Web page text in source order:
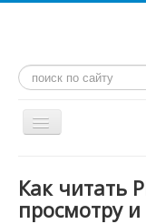
Искать...
Toggle
Navigation
LGA 2011-3
Как читать
просмотру